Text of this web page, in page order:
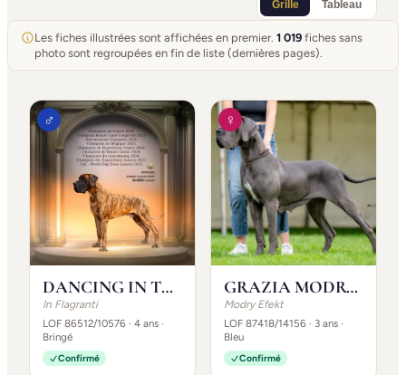
Grille Tableau
Les fiches illustrées sont affichées en premier. 1 019fiches sans
photo sont regroupées en fin de liste (dernières pages).
♂
DANCING IN THE DARK IN FLAGRANTI
In Flagranti
LOF 86512/10576 · 4 ans ·
Bringé
Confirmé
♀
GRAZIA MODRY EFEKT
Modry Efekt
LOF 87418/14156 · 3 ans ·
Bleu
Confirmé